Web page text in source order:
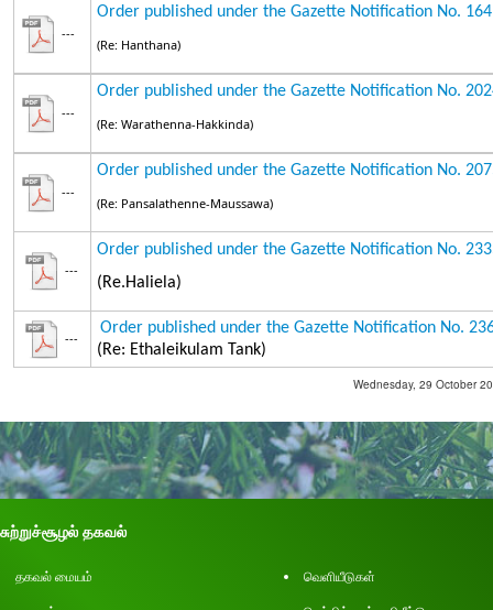
---
Order published under the Gazette Notification No.
(Re: Hanthana)
---
Order published under the Gazette Notification No.
(Re: Warathenna-Hakkinda)
---
Order published under the Gazette Notification No.
(Re: Pansalathenne-Maussawa)
---
Order published under the Gazette Notification No.
(Re.Haliela)
---
Order published under the Gazette Notification No.
(Re: Ethaleikulam Tank)
Wednesday, 29 October
சுற்றுச்சூழல் தகவல்
தகவல் மையம்
வெளியீடுகள்